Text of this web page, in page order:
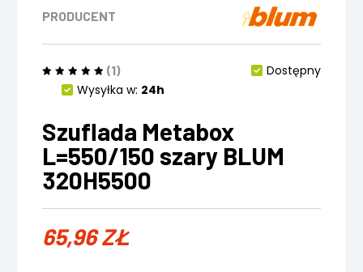
PRODUCENT
(1)
Dostępny
Wysyłka w: 24h
Szuflada Metabox
L=550/150 szary BLUM
320H5500
65,96ZŁ